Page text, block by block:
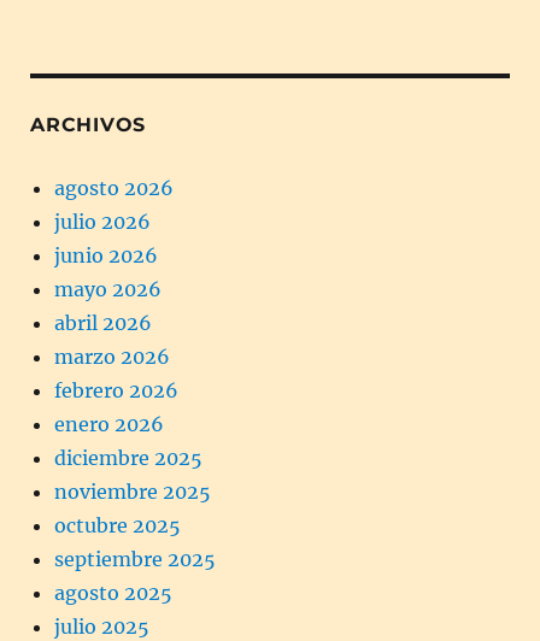
ARCHIVOS
agosto 2026
julio 2026
junio 2026
mayo 2026
abril 2026
marzo 2026
febrero 2026
enero 2026
diciembre 2025
noviembre 2025
octubre 2025
septiembre 2025
agosto 2025
julio 2025